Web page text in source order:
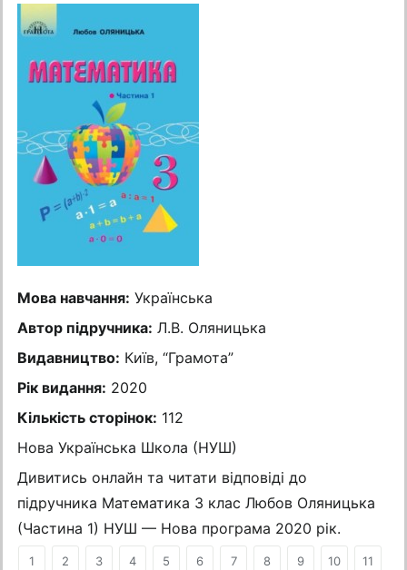
Мова навчання: Українська
Автор підручника: Л.В. Оляницька
Видавництво: Київ, “Грамота”
Рік видання: 2020
Кількість сторінок: 112
Нова Українська Школа (НУШ)
Дивитись онлайн та читати відповіді до
підручника Математика 3 клас Любов Оляницька
(Частина 1) НУШ — Нова програма 2020 рік.
1 2 3 4 5 6 7 8 9 10 11